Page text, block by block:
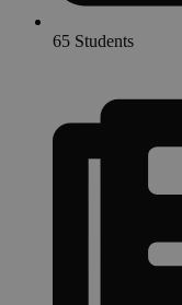
65 Students